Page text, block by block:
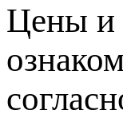
Цeны и